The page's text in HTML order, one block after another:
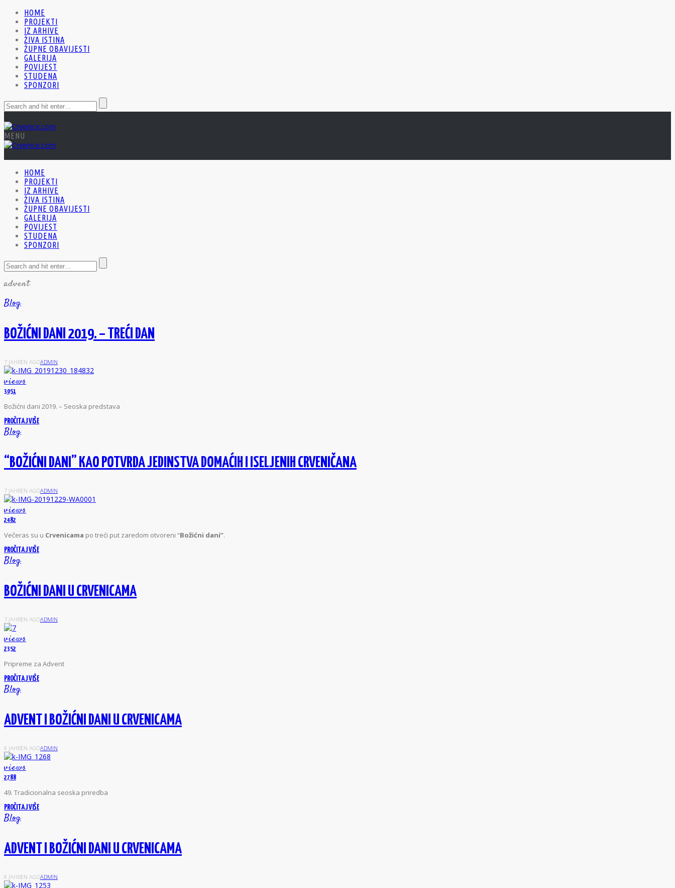
HOME
PROJEKTI
IZ ARHIVE
ŽIVA ISTINA
ŽUPNE OBAVIJESTI
GALERIJA
POVIJEST
STUDENA
SPONZORI
MENU
HOME
PROJEKTI
IZ ARHIVE
ŽIVA ISTINA
ŽUPNE OBAVIJESTI
GALERIJA
POVIJEST
STUDENA
SPONZORI
advent
Blog
BOŽIĆNI DANI 2019. – TREĆI DAN
7 JAHREN AGOADMIN
views
3051
Božićni dani 2019. – Seoska predstava
PROČITAJ VIŠE
Blog
“BOŽIĆNI DANI” KAO POTVRDA JEDINSTVA DOMAĆIH I ISELJENIH CRVENIČANA
7 JAHREN AGOADMIN
views
2482
Večeras su u Crvenicama po treći put zaredom otvoreni “Božićni dani”.
PROČITAJ VIŠE
Blog
BOŽIĆNI DANI U CRVENICAMA
7 JAHREN AGOADMIN
views
2352
Pripreme za Advent
PROČITAJ VIŠE
Blog
ADVENT I BOŽIĆNI DANI U CRVENICAMA
8 JAHREN AGOADMIN
views
2788
49. Tradicionalna seoska priredba
PROČITAJ VIŠE
Blog
ADVENT I BOŽIĆNI DANI U CRVENICAMA
8 JAHREN AGOADMIN